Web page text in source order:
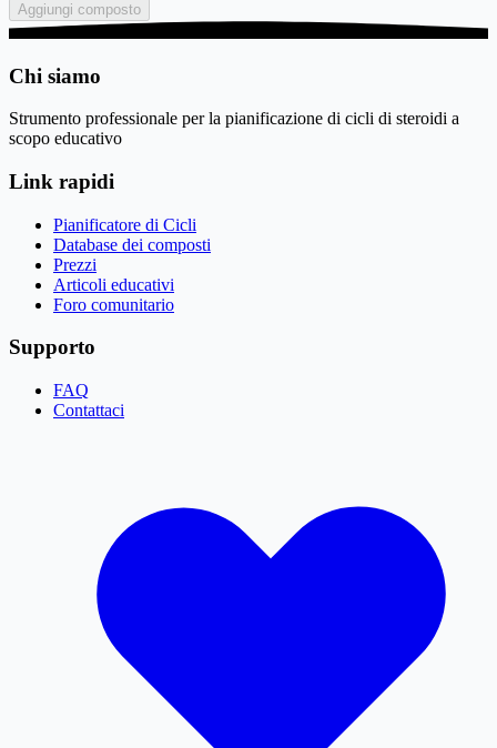
Aggiungi composto
Chi siamo
Strumento professionale per la pianificazione di cicli di steroidi a
scopo educativo
Link rapidi
Pianificatore di Cicli
Database dei composti
Prezzi
Articoli educativi
Foro comunitario
Supporto
FAQ
Contattaci